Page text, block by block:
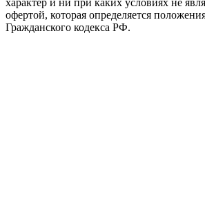
офертой, которая определяется
Гражданского кодекса РФ.